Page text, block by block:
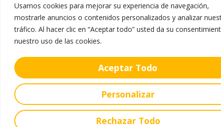
Usamos cookies para mejorar su experiencia de navegación,
mostrarle anuncios o contenidos personalizados y analizar
tráfico. Al hacer clic en “Aceptar todo” usted da su
nuestro uso de las cookies.
Personalizar
Rechazar Todo
Aceptar Todo
Servicios
Secretaría
Comedor
Uniforme
Oferta Educativa